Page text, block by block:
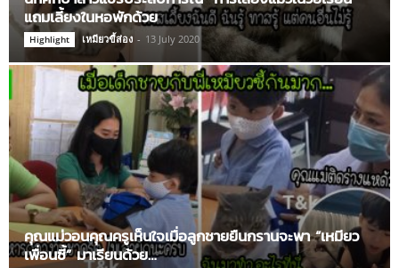
แถมเลี้ยงในหอพักด้วย
Highlight เหมียวขี้ส่อง - 13 July 2020
คุณแม่วอนคุณครูเห็นใจเมื่อลูกชายยืนกรานจะพา “เหมียว
เพื่อนซี้” มาเรียนด้วย…